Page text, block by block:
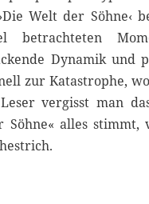
Welt der Söhne‹
betrachteten
Dynamik und
zur Katastrophe,
vergisst man
alles